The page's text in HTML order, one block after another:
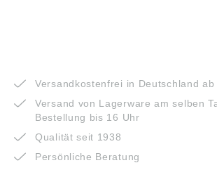
Versandkostenfrei in Deutschland ab
Versand von Lagerware am selben
Bestellung bis 16 Uhr
Qualität seit 1938
Persönliche Beratung